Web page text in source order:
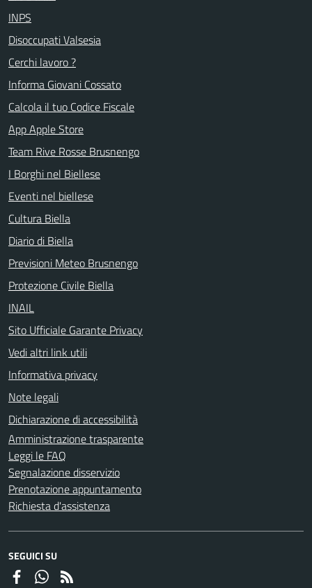
INPS
Disoccupati Valsesia
Cerchi lavoro ?
Informa Giovani Cossato
Calcola il tuo Codice Fiscale
App Apple Store
Team Rive Rosse Brusnengo
I Borghi nel Biellese
Eventi nel biellese
Cultura Biella
Diario di Biella
Previsioni Meteo Brusnengo
Protezione Civile Biella
INAIL
Sito Ufficiale Garante Privacy
Vedi altri link utili
Informativa privacy
Note legali
Dichiarazione di accessibilità
Amministrazione trasparente
Leggi le FAQ
Segnalazione disservizio
Prenotazione appuntamento
Richiesta d'assistenza
SEGUICI SU